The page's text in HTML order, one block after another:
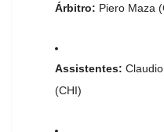
Árbitro: Piero Maza
Assistentes:
(CHI)